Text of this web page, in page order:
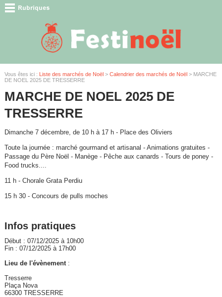
Vous êtes ici : Liste des marchés de Noël> Calendrier des marchés de Noël> MARCHE
DE NOEL 2025 DE TRESSERRE
MARCHE DE NOEL 2025 DE
TRESSERRE
Dimanche 7 décembre, de 10 h à 17 h - Place des Oliviers
Toute la journée : marché gourmand et artisanal - Animations gratuites -
Passage du Père Noël - Manège - Pêche aux canards - Tours de poney -
Food trucks....
11 h - Chorale Grata Perdiu
15 h 30 - Concours de pulls moches
Infos pratiques
Début : 07/12/2025 à 10h00
Fin : 07/12/2025 à 17h00
Lieu de l'évènement:
Tresserre
Plaça Nova
66300 TRESSERRE